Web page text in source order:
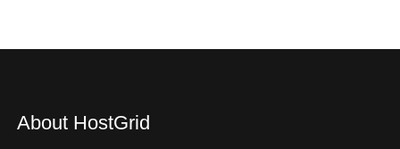
About HostGrid